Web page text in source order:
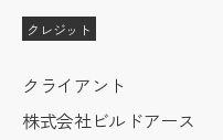
クレジット
クライアント
株式会社ビルドアース